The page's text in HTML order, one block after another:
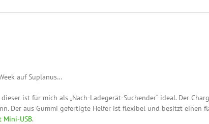
auf Suplanus…
ist für mich als „Nach-Ladegerät-Suchender“ ideal. Der
Der aus Gummi gefertigte Helfer ist flexibel und besitzt einen
Mini-USB.